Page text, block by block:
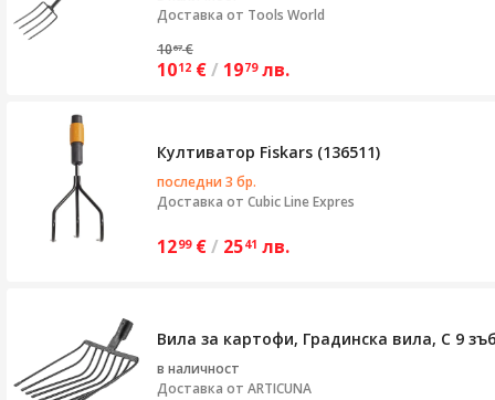
Доставка от Tools World
1067 €
1012 €/ 1979 лв.
Култиватор Fiskars (136511)
последни 3 бр.
Доставка от Cubic Line Expres
1299 €/ 2541 лв.
Вила за картофи, Градинска вила, С 9
в наличност
Доставка от ARTICUNA